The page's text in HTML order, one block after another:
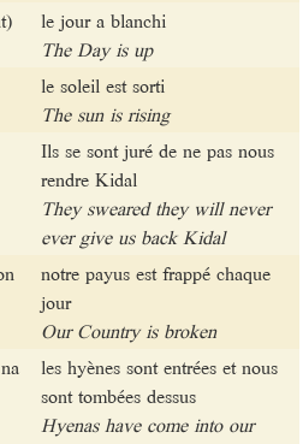
le jour a blanchi
The Day is up
le soleil est sorti
The sun is rising
Ils se sont juré de ne pas nous
rendre Kidal
They sweared they will never
ever give us back Kidal
notre payus est frappé chaque
jour
Our Country is broken
les hyènes sont entrées et nous
sont tombées dessus
Hyenas have come into our